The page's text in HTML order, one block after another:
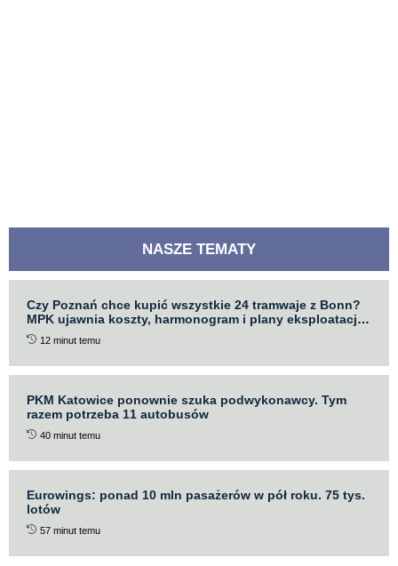
NASZE TEMATY
Czy Poznań chce kupić wszystkie 24 tramwaje z Bonn?
MPK ujawnia koszty, harmonogram i plany eksploatacji
NGT612 minut temu
PKM Katowice ponownie szuka podwykonawcy. Tym
razem potrzeba 11 autobusów
40 minut temu
Eurowings: ponad 10 mln pasażerów w pół roku. 75 tys.
lotów
57 minut temu